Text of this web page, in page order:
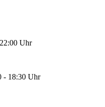
Uhr
- 18:30 Uhr